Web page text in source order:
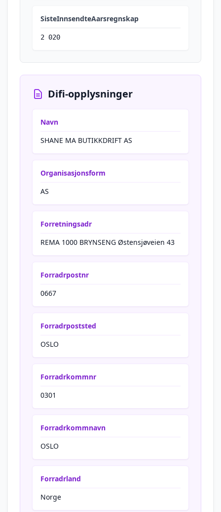
SisteInnsendteAarsregnskap
2 020
Difi-opplysninger
Navn
SHANE MA BUTIKKDRIFT AS
Organisasjonsform
AS
Forretningsadr
REMA 1000 BRYNSENG Østensjøveien 43
Forradrpostnr
0667
Forradrpoststed
OSLO
Forradrkommnr
0301
Forradrkommnavn
OSLO
Forradrland
Norge